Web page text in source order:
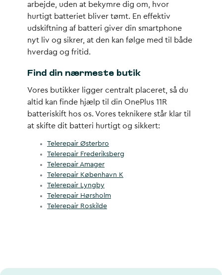
arbejde, uden at bekymre dig om, hvor
hurtigt batteriet bliver tømt. En effektiv
udskiftning af batteri giver din smartphone
nyt liv og sikrer, at den kan følge med til både
hverdag og fritid.
Find din nærmeste butik
Vores butikker ligger centralt placeret, så du
altid kan finde hjælp til din OnePlus 11R
batteriskift hos os. Vores teknikere står klar til
at skifte dit batteri hurtigt og sikkert:
Telerepair Østerbro
Telerepair Frederiksberg
Telerepair Amager
Telerepair København K
Telerepair Lyngby
Telerepair Hørsholm
Telerepair Roskilde